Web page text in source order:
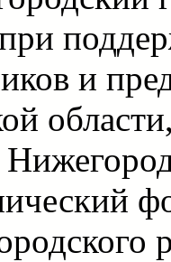
и